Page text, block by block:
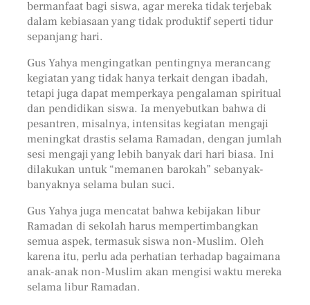
bermanfaat bagi siswa, agar mereka tidak terjebak
dalam kebiasaan yang tidak produktif seperti tidur
sepanjang hari.
Gus Yahya mengingatkan pentingnya merancang
kegiatan yang tidak hanya terkait dengan ibadah,
tetapi juga dapat memperkaya pengalaman spiritual
dan pendidikan siswa. Ia menyebutkan bahwa di
pesantren, misalnya, intensitas kegiatan mengaji
meningkat drastis selama Ramadan, dengan jumlah
sesi mengaji yang lebih banyak dari hari biasa. Ini
dilakukan untuk “memanen barokah” sebanyak-
banyaknya selama bulan suci.
Gus Yahya juga mencatat bahwa kebijakan libur
Ramadan di sekolah harus mempertimbangkan
semua aspek, termasuk siswa non-Muslim. Oleh
karena itu, perlu ada perhatian terhadap bagaimana
anak-anak non-Muslim akan mengisi waktu mereka
selama libur Ramadan.